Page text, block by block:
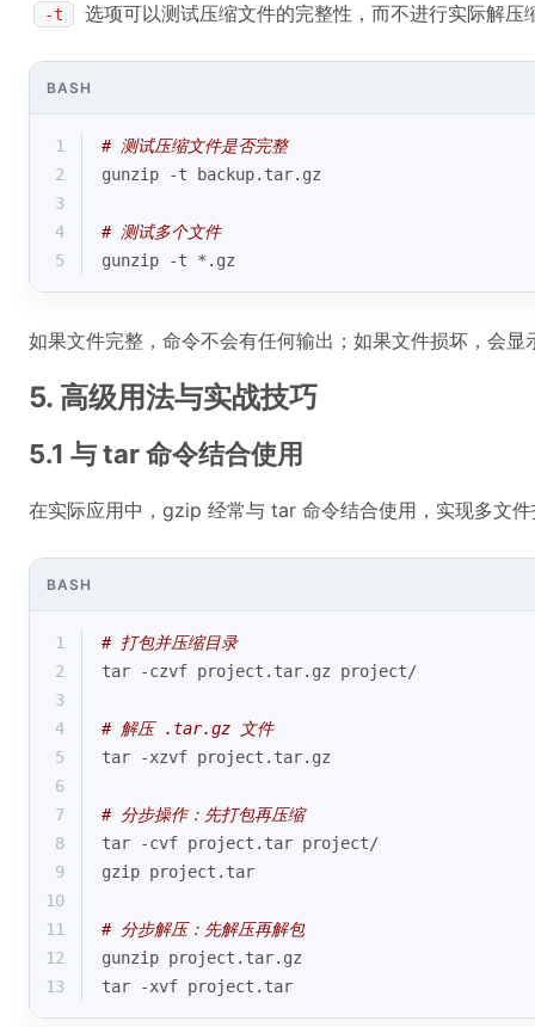
-t 选项可以测试压缩文件的完整性，而不进行实际解压
BASH
1
# 测试压缩文件是否完整
2
gunzip -t backup.tar.gz
3
4
# 测试多个文件
5
gunzip -t *.gz
如果文件完整，命令不会有任何输出；如果文件损坏，会显
5. 高级用法与实战技巧
5.1 与 tar 命令结合使用
在实际应用中，gzip 经常与 tar 命令结合使用，实现多文
BASH
1
# 打包并压缩目录
2
tar -czvf project.tar.gz project/
3
4
# 解压 .tar.gz 文件
5
tar -xzvf project.tar.gz
6
7
# 分步操作：先打包再压缩
8
tar -cvf project.tar project/
9
gzip project.tar
10
11
# 分步解压：先解压再解包
12
gunzip project.tar.gz
13
tar -xvf project.tar